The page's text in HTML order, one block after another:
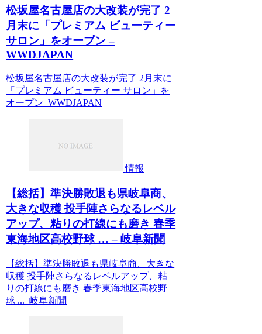
松坂屋名古屋店の大改装が完了 2
月末に「プレミアム ビューティー
サロン」をオープン –
WWDJAPAN
松坂屋名古屋店の大改装が完了 2月末に
「プレミアム ビューティー サロン」を
オープン WWDJAPAN
情報
【総括】準決勝敗退も県岐阜商、
大きな収穫 投手陣さらなるレベル
アップ、粘りの打線にも磨き 春季
東海地区高校野球 … – 岐阜新聞
【総括】準決勝敗退も県岐阜商、大きな
収穫 投手陣さらなるレベルアップ、粘
りの打線にも磨き 春季東海地区高校野
球 ... 岐阜新聞